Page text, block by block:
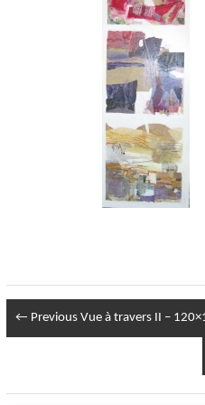
← PreviousVue à travers II –